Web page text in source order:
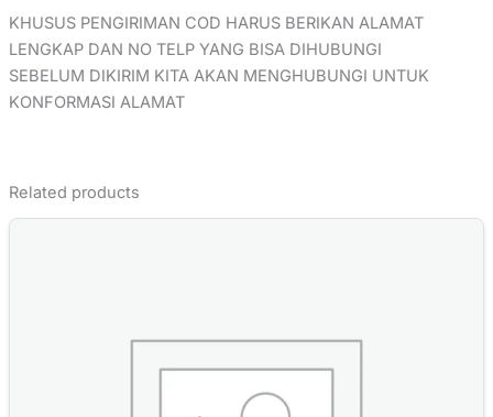
KHUSUS PENGIRIMAN COD HARUS BERIKAN ALAMAT
LENGKAP DAN NO TELP YANG BISA DIHUBUNGI
SEBELUM DIKIRIM KITA AKAN MENGHUBUNGI UNTUK
KONFORMASI ALAMAT
Related products